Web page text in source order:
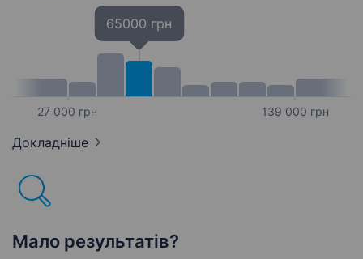
27 000 грн
65000 грн
139 000 грн
Докладніше
Мало результатів?